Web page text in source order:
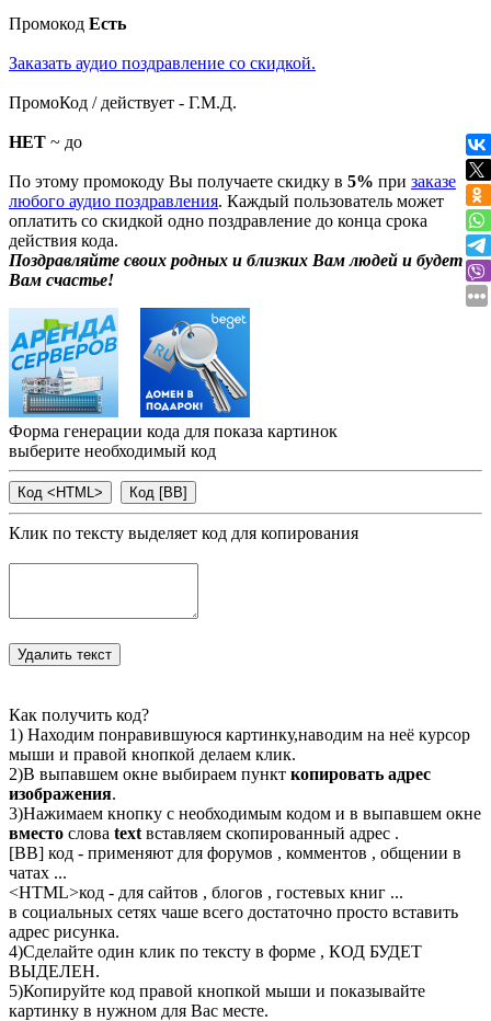
Промокод Есть
Заказать аудио поздравление со скидкой.
ПромоКод / действует - Г.М.Д.
НЕТ ~ до
По этому промокоду Вы получаете скидку в 5% при заказе
любого аудио поздравления. Каждый пользователь может
оплатить со скидкой одно поздравление до конца срока
действия кода.
Поздравляйте своих родных и близких Вам людей и будет
Вам счастье!
Форма генерации кода для показа картинок
выберите необходимый код
Клик по тексту выделяет код для копирования
Как получить код?
1) Находим понравившуюся картинку,наводим на неё курсор
мыши и правой кнопкой делаем клик.
2)В выпавшем окне выбираем пункт копировать адрес
изображения.
3)Нажимаем кнопку с необходимым кодом и в выпавшем окне
вместо слова text вставляем скопированный адрес .
[BB] код - применяют для форумов , комментов , общении в
чатах ...
<HTML>код - для сайтов , блогов , гостевых книг ...
в социальных сетях чаше всего достаточно просто вставить
адрес рисунка.
4)Сделайте один клик по тексту в форме , КОД БУДЕТ
ВЫДЕЛЕН.
5)Копируйте код правой кнопкой мыши и показывайте
картинку в нужном для Вас месте.